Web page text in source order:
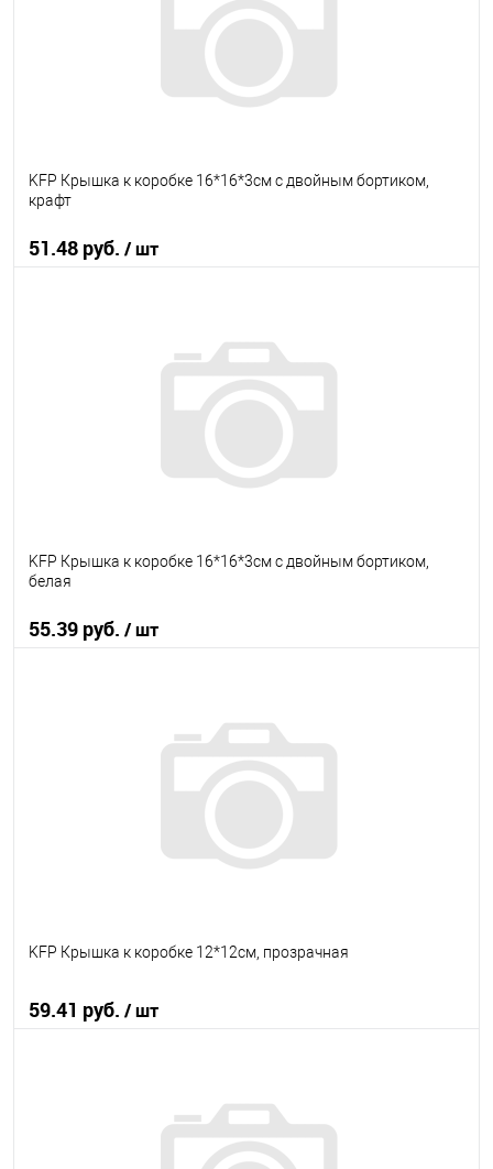
KFP Крышка к коробке 16*16*3см с двойным бортиком,
крафт
51.48 руб. / шт
В наличии
KFP Крышка к коробке 16*16*3см с двойным бортиком,
белая
55.39 руб. / шт
В наличии
KFP Крышка к коробке 12*12см, прозрачная
59.41 руб. / шт
В наличии